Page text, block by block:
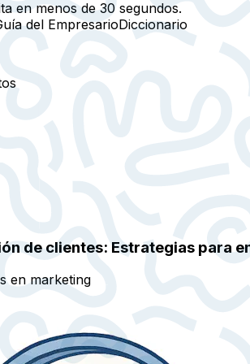
en menos de 30 segundos.
del EmpresarioDiccionario
de clientes: Estrategias para
en marketing